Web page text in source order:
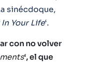
sinécdoque,
In Your Life‘.
con no volver
‘, el que